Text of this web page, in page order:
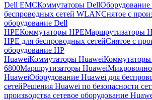
Dell EMCКоммутаторы DellОборудование
беспроводных сетей WLANСнятое с
оборудование Dell
HPEКоммутаторы HPEМаршрутизаторы
HPE для беспроводных сетейСнятое с
оборудование HP
HuaweiКоммутаторы Huawei
6800Маршрутизаторы Huawei
HuaweiОборудование Huawei для
сетейРешения Huawei по безопасности
производства сетевое оборудование